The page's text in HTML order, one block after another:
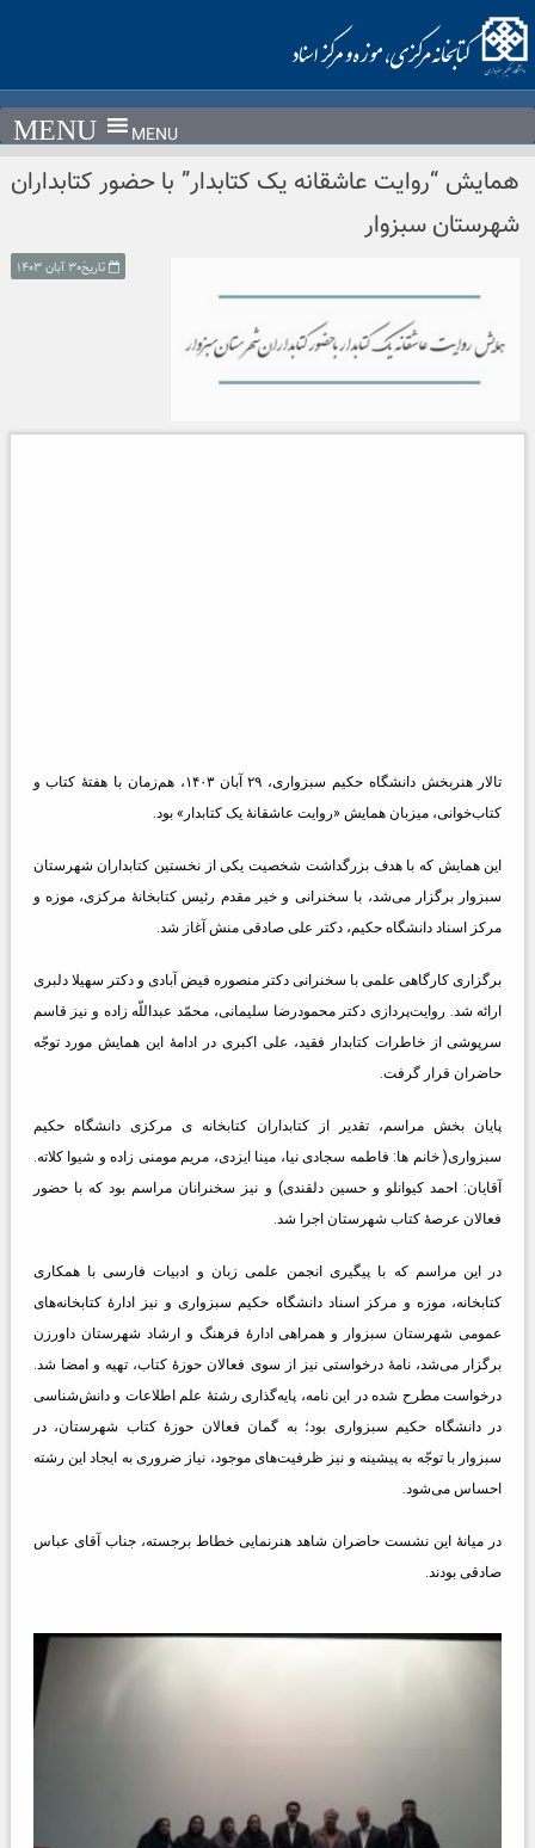
MENU
همایش “روایت عاشقانه یک کتابدار” با حضور کتابداران
شهرستان سبزوار
تاریخ۳۰ آبان ۱۴۰۳
تالار هنربخش دانشگاه حکیم سبزواری، ۲۹ آبان ۱۴۰۳، هم‌زمان با هفتۀ کتاب و
کتاب‌خوانی، میزبان همایش «روایت عاشقانۀ یک کتابدار» بود.
این همایش که با هدف بزرگداشت شخصیت یکی از نخستین کتابداران شهرستان
سبزوار برگزار می‌شد، با سخنرانی و خیر مقدم رئیس کتابخانۀ مرکزی، موزه و
مرکز اسناد دانشگاه حکیم، دکتر علی صادقی منش آغاز شد.
برگزاری کارگاهی علمی با سخنرانی دکتر منصوره فیض آبادی و دکتر سهیلا دلبری
ارائه شد. روایت‌پردازی دکتر محمودرضا سلیمانی، محمّد عبداللّه زاده و نیز قاسم
سرپوشی از خاطرات کتابدار فقید، علی اکبری در ادامۀ این همایش مورد توجّه
حاضران قرار گرفت.
پایان بخش مراسم، تقدیر از کتابداران کتابخانه ی مرکزی دانشگاه حکیم
سبزواری( خانم ها: فاطمه سجادی نیا، مینا ایزدی، مریم مومنی زاده و شیوا کلاته.
آقایان: احمد کیوانلو و حسین دلقندی) و نیز سخنرانان مراسم بود که با حضور
فعالان عرصۀ کتاب شهرستان اجرا شد.
در این مراسم که با پیگیری انجمن علمی زبان و ادبیات فارسی با همکاری
کتابخانه، موزه و مرکز اسناد دانشگاه حکیم سبزواری و نیز ادارۀ کتابخانه‌های
عمومی شهرستان سبزوار و همراهی ادارۀ فرهنگ و ارشاد شهرستان داورزن
برگزار می‌شد، نامۀ درخواستی نیز از سوی فعالان حوزۀ کتاب، تهیه و امضا شد.
درخواست مطرح شده در این نامه، پایه‌گذاری رشتۀ علم اطلاعات و دانش‌شناسی
در دانشگاه حکیم سبزواری بود؛ به گمان فعالان حوزۀ کتاب شهرستان، در
سبزوار با توجّه به پیشینه و نیز ظرفیت‌های موجود، نیاز ضروری به ایجاد این رشته
احساس می‌شود.
در میانۀ این نشست حاضران شاهد هنرنمایی خطاط برجسته، جناب آقای عباس
صادقی بودند.